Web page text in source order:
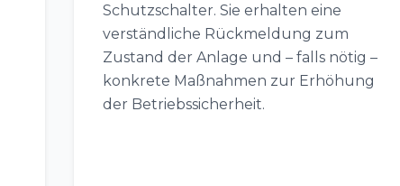
Schutzschalter. Sie erhalten eine
verständliche Rückmeldung zum
Zustand der Anlage und – falls nötig –
konkrete Maßnahmen zur Erhöhung
der Betriebssicherheit.